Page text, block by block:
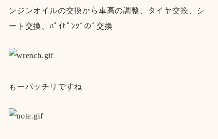
ンジンオイルの交換から車高の調整、タイヤ交換、シ
ート交換、ﾊﾟｲﾋﾟﾝｸﾞのﾞ交換
もーバッチリですね